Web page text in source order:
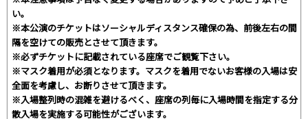
い。
※本公演のチケットはソーシャルディスタンス確保の為、前後左右の間
隔を空けての販売とさせて頂きます。
※必ずチケットに記載されている座席でご観覧下さい。
※マスク着用が必須となります。マスクを着用でないお客様の入場は安
全面を考慮し、お断りさせて頂きます。
※入場整列時の混雑を避けるべく、座席の列毎に入場時間を指定する分
散入場を実施する可能性がございます。